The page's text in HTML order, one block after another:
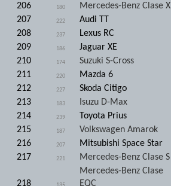
206
180 Mercedes-Benz Clase X
207
222 Audi TT
208
237 Lexus RC
209
186 Jaguar XE
210
174 Suzuki S-Cross
211
220 Mazda 6
212
227 Skoda Citigo
213
183 Isuzu D-Max
214
239 Toyota Prius
215
187 Volkswagen Amarok
216
207 Mitsubishi Space Star
217
221 Mercedes-Benz Clase S
218
Mercedes-Benz Clase
EQC